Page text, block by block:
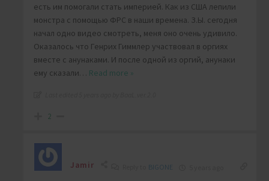
есть им помогали стать империей. Как из США лепили
монстра с помощью ФРС в наши времена. З.Ы. сегодня
начал одно видео смотреть, меня оно очень удивило.
Оказалось что Генрих Гиммлер участвовал в оргиях
вместе с анунаками. И после одной из оргий, анунаки
ему сказали… Read more »
2
Jamir BIGONE